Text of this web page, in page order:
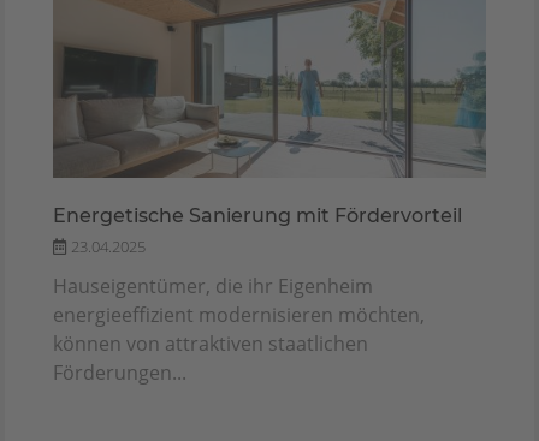
Energetische Sanierung mit Fördervorteil
23.04.2025
Hauseigentümer, die ihr Eigenheim
energieeffizient modernisieren möchten,
können von attraktiven staatlichen
Förderungen...